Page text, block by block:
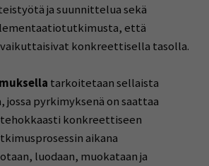
ja suunnittelua sekä
että
konkreettisella tasolla.
tarkoitetaan sellaista
pyrkimyksenä on saattaa
konkreettiseen
aikana
luodaan, muokataan ja